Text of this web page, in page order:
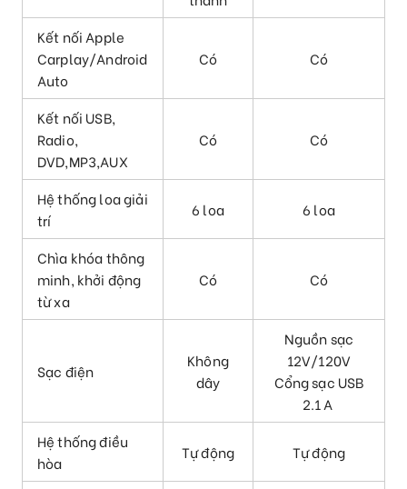
Kết nối Apple
Carplay/Android
Auto
Có Có
Kết nối USB,
Radio,
DVD,MP3,AUX
Có Có
Hệ thống loa giải
trí
6 loa 6 loa
Chìa khóa thông
minh, khởi động
từ xa
Có Có
Sạc điện
Không
dây
Nguồn sạc
12V/120V
Cổng sạc USB
2.1 A
Hệ thống điều
hòa
Tự động Tự động